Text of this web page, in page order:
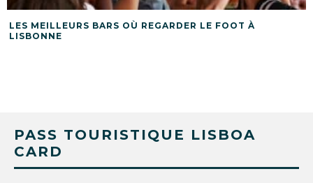
LES MEILLEURS BARS OÙ REGARDER LE FOOT À
LISBONNE
PASS TOURISTIQUE LISBOA
CARD